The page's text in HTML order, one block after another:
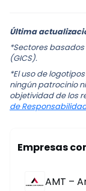
Última
*Sectores
(GICS).
*El uso de
ningún patrocinio
objetividad de los
de
Empresas
AMT –